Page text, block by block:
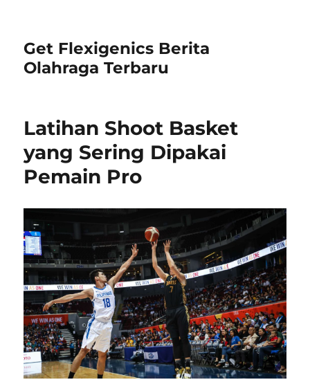
Get Flexigenics Berita
Olahraga Terbaru
Latihan Shoot Basket
yang Sering Dipakai
Pemain Pro